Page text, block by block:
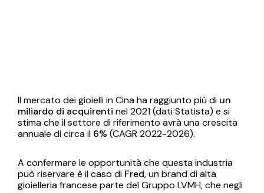
Il mercato dei gioielli in Cina ha raggiunto più di un
miliardo di acquirenti nel 2021 (dati Statista) e si
stima che il settore di riferimento avrà una crescita
annuale di circa il 6% (CAGR 2022-2026).
A confermare le opportunità che questa industria
può riservare è il caso di Fred, un brand di alta
gioielleria francese parte del Gruppo LVMH, che negli